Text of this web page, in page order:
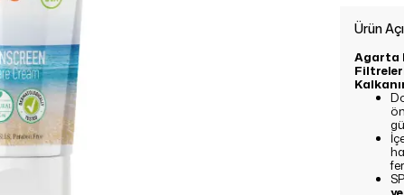
Ürün
Agarta